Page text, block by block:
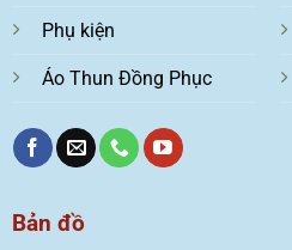
Phụ kiện
Áo Thun Đồng Phục
Bản đồ